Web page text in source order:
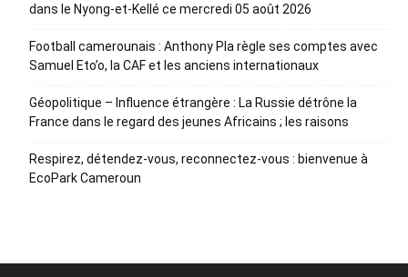
dans le Nyong-et-Kellé ce mercredi 05 août 2026
Football camerounais : Anthony Pla règle ses comptes avec
Samuel Eto’o, la CAF et les anciens internationaux
Géopolitique – Influence étrangère : La Russie détrône la
France dans le regard des jeunes Africains ; les raisons
Respirez, détendez-vous, reconnectez-vous : bienvenue à
EcoPark Cameroun